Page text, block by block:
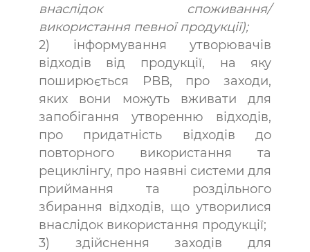
внаслідок споживання/
використання певної продукції);
2) інформування утворювачів
відходів від продукції, на яку
поширюється РВВ, про заходи,
яких вони можуть вживати для
запобігання утворенню відходів,
про придатність відходів до
повторного використання та
рециклінгу, про наявні системи для
приймання та роздільного
збирання відходів, що утворилися
внаслідок використання продукції;
3) здійснення заходів для